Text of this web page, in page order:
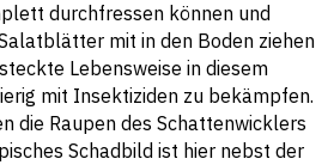
durchfressen können und
mit in den Boden ziehen
Lebensweise in diesem
mit Insektiziden zu bekämpfen.
die Raupen des Schattenwicklers
Schadbild ist hier nebst der